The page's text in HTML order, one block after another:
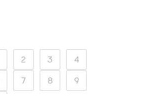
2 3
4
7 8
9